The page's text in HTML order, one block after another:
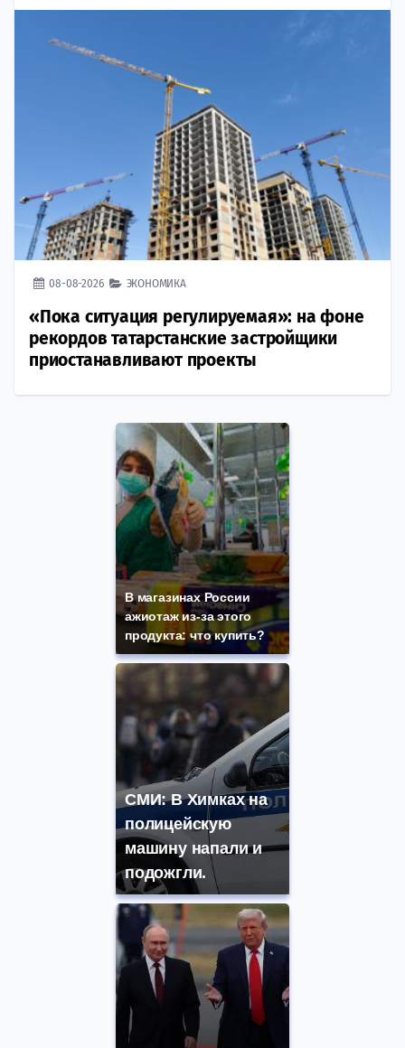
08-08-2026 ЭКОНОМИКА
«Пока ситуация регулируемая»: на фоне
рекордов татарстанские застройщики
приостанавливают проекты
В магазинах России
ажиотаж из-за этого
продукта: что купить?
СМИ: В Химках на
полицейскую
машину напали и
подожгли.